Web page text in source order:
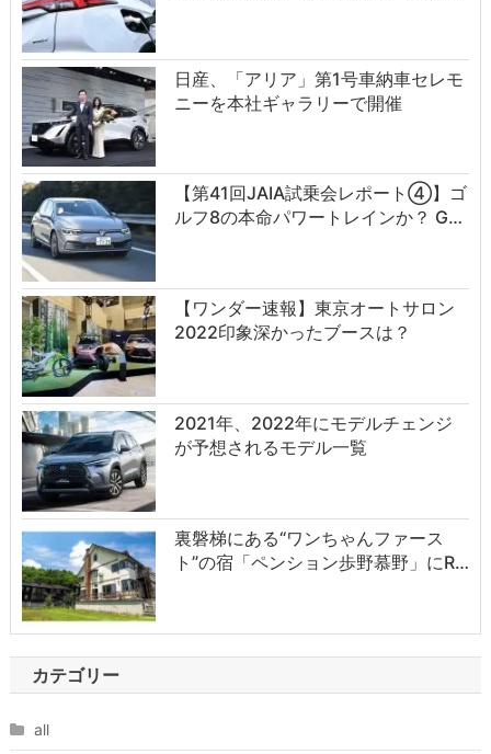
日産、「アリア」第1号車納車セレモ
ニーを本社ギャラリーで開催
【第41回JAIA試乗会レポート④】ゴ
ルフ8の本命パワートレインか？ G…
【ワンダー速報】東京オートサロン
2022印象深かったブースは？
2021年、2022年にモデルチェンジ
が予想されるモデル一覧
裏磐梯にある“ワンちゃんファース
ト”の宿「ペンション歩野慕野」にR…
カテゴリー
all